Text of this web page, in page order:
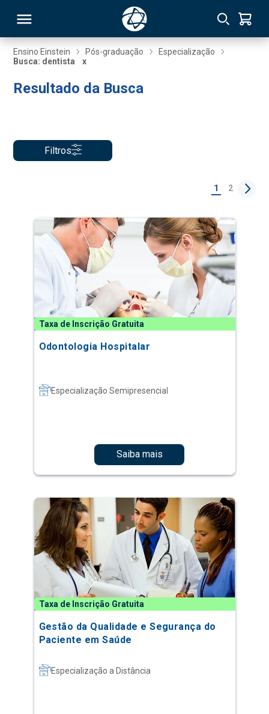
Ensino Einstein Pós-graduação
Especialização
Busca: dentista
x
Resultado da Busca
Filtros
1 2
Taxa de Inscrição Gratuita
Odontologia Hospitalar
Especialização Semipresencial
Saiba mais
Taxa de Inscrição Gratuita
Gestão da Qualidade e Segurança do
Paciente em Saúde
Especialização a Distância